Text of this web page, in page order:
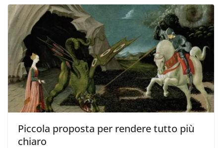
Piccola proposta per rendere tutto più
chiaro